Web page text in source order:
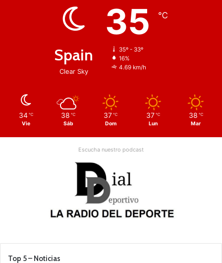
Spain
Clear Sky
35 ℃
35º - 33º
16%
4.69 km/h
34 ℃
Vie
38 ℃
Sáb
37 ℃
Dom
37 ℃
Lun
38 ℃
Mar
Escucha nuestro podcast
Top 5 – Noticias